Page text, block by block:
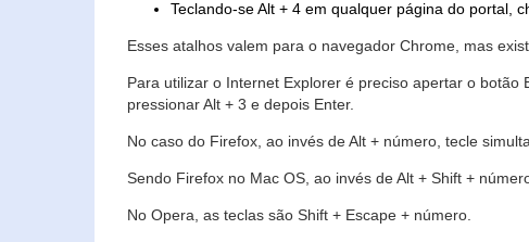
Teclando-se Alt + 4 em qualquer página do portal,
Esses atalhos valem para o navegador Chrome, mas
Para utilizar o Internet Explorer é preciso apertar o
pressionar Alt + 3 e depois Enter.
No caso do Firefox, ao invés de Alt + número, tecle
Sendo Firefox no Mac OS, ao invés de Alt + Shift +
No Opera, as teclas são Shift + Escape + número.